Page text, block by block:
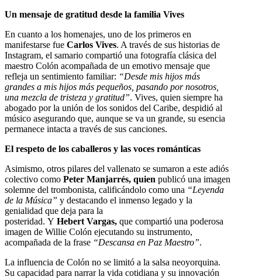
Un mensaje de gratitud desde la familia Vives
En cuanto a los homenajes, uno de los primeros en
manifestarse fue Carlos Vives. A través de sus historias de
Instagram, el samario compartió una fotografía clásica del
maestro Colón acompañada de un emotivo mensaje que
refleja un sentimiento familiar: “Desde mis hijos más
grandes a mis hijos más pequeños, pasando por nosotros,
una mezcla de tristeza y gratitud”. Vives, quien siempre ha
abogado por la unión de los sonidos del Caribe, despidió al
músico asegurando que, aunque se va un grande, su esencia
permanece intacta a través de sus canciones.
El respeto de los caballeros y las voces románticas
Asimismo, otros pilares del vallenato se sumaron a este adiós
colectivo como Peter Manjarrés, quien publicó una imagen
solemne del trombonista, calificándolo como una “Leyenda
de la Música” y destacando el inmenso legado y la
genialidad que deja para la
posteridad. Y Hebert Vargas, que compartió una poderosa
imagen de Willie Colón ejecutando su instrumento,
acompañada de la frase “Descansa en Paz Maestro”.
La influencia de Colón no se limitó a la salsa neoyorquina.
Su capacidad para narrar la vida cotidiana y su innovación